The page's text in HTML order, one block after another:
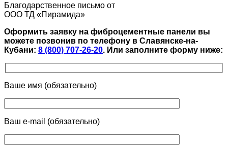
Благодарственное письмо от
ООО ТД «Пирамида»
Оформить заявку на фиброцементные панели вы
можете позвонив по телефону в Славянске-на-
Кубани: 8 (800) 707-26-20. Или заполните форму ниже:
Ваше имя (обязательно)
Ваш e-mail (обязательно)